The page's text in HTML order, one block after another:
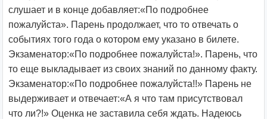
слушает и в конце добавляет:«По подробнее
пожалуйста». Парень продолжает, что то отвечать о
событиях того года о котором ему указано в билете.
Экзаменатор:«По подробнее пожалуйста!». Парень, что
то еще выкладывает из своих знаний по данному факту.
Экзаменатор:«По подробнее пожалуйста!!» Парень не
выдерживает и отвечает:«А я что там присутствовал
что ли?!» Оценка не заставила себя ждать. Надеюсь